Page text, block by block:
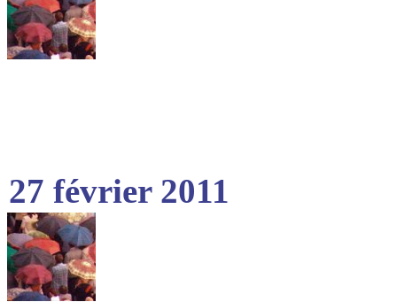
27 février 2011